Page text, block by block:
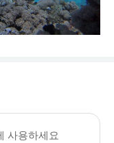
사용하세요